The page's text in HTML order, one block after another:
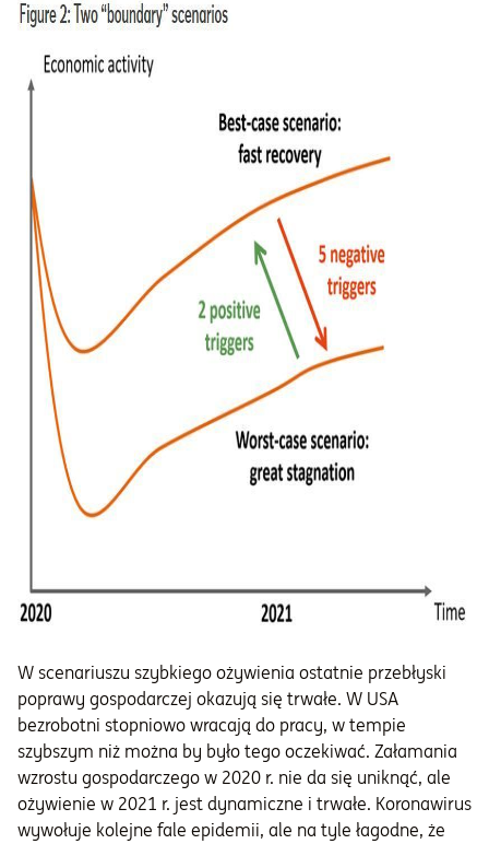
W scenariuszu szybkiego ożywienia ostatnie przebłyski
poprawy gospodarczej okazują się trwałe. W USA
bezrobotni stopniowo wracają do pracy, w tempie
szybszym niż można by było tego oczekiwać. Załamania
wzrostu gospodarczego w 2020 r. nie da się uniknąć, ale
ożywienie w 2021 r. jest dynamiczne i trwałe. Koronawirus
wywołuje kolejne fale epidemii, ale na tyle łagodne, że